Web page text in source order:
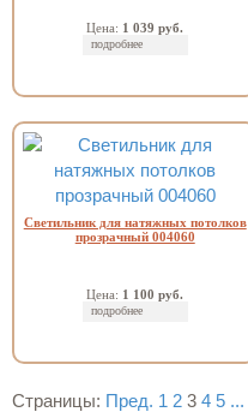
Цена: 1 039 руб.
подробнее
Светильник для натяжных потолков
прозрачный 004060
Цена: 1 100 руб.
подробнее
Страницы: Пред. 1 2 3 4 5 ...